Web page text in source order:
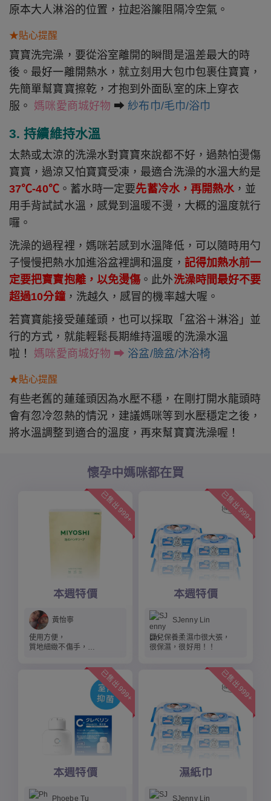
原本大人淋浴的位置，拉起浴簾阻隔冷空氣。
★貼心提醒
寶寶洗完澡，要從浴室離開的瞬間是溫差最大的時
後。最好一離開熱水，就立刻用大包巾包裹住寶寶，
先簡單幫寶寶擦乾，才抱到外面臥室的床上穿衣
服。 媽咪愛商城好物 ➡ 紗布巾/毛巾/浴巾
3. 持續維持水溫
太熱或太涼的洗澡水對寶寶來說都不好，過熱怕燙傷
寶寶，過涼又怕寶寶受凍，最適合洗澡的水溫大約是
37℃-40℃。蓄水時一定要先蓄冷水，再開熱水，並
用手背試試水溫，感覺到溫暖不燙，大概的溫度就行
囉。
洗澡的過程裡，媽咪若感到水溫降低，可以隨時用勺
子慢慢把熱水加進浴盆裡調和溫度， 記得加熱水前一
定要把寶寶抱離，以免燙傷 。此外洗澡時間最好不要
超過10分鐘，洗越久，感冒的機率越大喔。
若寶寶能接受蓮蓬頭，也可以採取「盆浴＋淋浴」並
行的方式，就能輕鬆長期維持溫暖的洗澡水溫
啦！ 媽咪愛商城好物 ➡ 浴盆/臉盆/沐浴椅
★貼心提醒
有些老舊的蓮蓬頭因為水壓不穩，在剛打開水龍頭時
會有忽冷忽熱的情況，建議媽咪等到水壓穩定之後，
將水溫調整到適合的溫度，再來幫寶寶洗澡喔！
懷孕中媽咪都在買
已售出 999+
本週特價
黃怡寧
使用方便，
質地細緻不傷手，
已售出 999+
本週特價
SJenny Lin
嬰兒保養柔濕巾很大張，
很保濕，很好用！！
已售出 999+
本週特價
Phoebe Tu
已售出 999+
濕紙巾
SJenny Lin